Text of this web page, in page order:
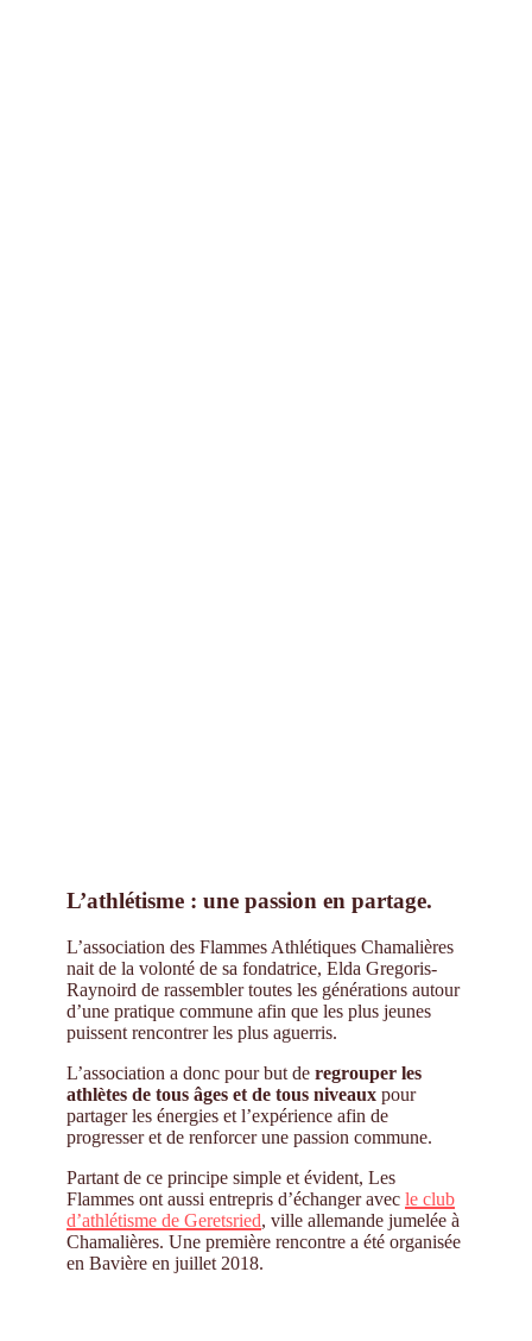
L’athlétisme : une passion en partage.
L’association des Flammes Athlétiques Chamalières
nait de la volonté de sa fondatrice, Elda Gregoris-
Raynoird de rassembler toutes les générations autour
d’une pratique commune afin que les plus jeunes
puissent rencontrer les plus aguerris.
L’association a donc pour but de regrouper les
athlètes de tous âges et de tous niveaux pour
partager les énergies et l’expérience afin de
progresser et de renforcer une passion commune.
Partant de ce principe simple et évident, Les
Flammes ont aussi entrepris d’échanger avec le club
d’athlétisme de Geretsried, ville allemande jumelée à
Chamalières. Une première rencontre a été organisée
en Bavière en juillet 2018.